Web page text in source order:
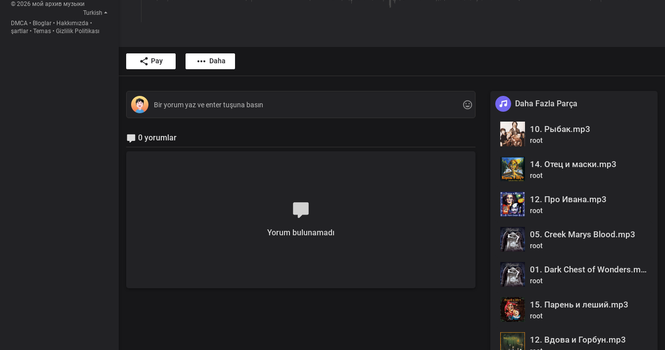
© 2026 мой архив музыки
Turkish
DMCA • Bloglar • Hakkımızda •
şartlar • Temas • Gizlilik Politikası
Pay Daha
0 yorumlar
Yorum bulunamadı
Daha Fazla Parça
10. Рыбак.mp3
root
14. Отец и маски.mp3
root
12. Про Ивана.mp3
root
05. Creek Marys Blood.mp3
root
01. Dark Chest of Wonders.mp3
root
15. Парень и леший.mp3
root
12. Вдова и Горбун.mp3